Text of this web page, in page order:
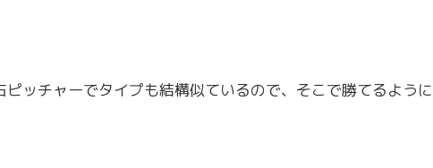
ッチャーでタイプも結構似ているので、そこで勝てるように